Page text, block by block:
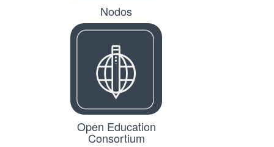
Nodos
Open Education
Consortium